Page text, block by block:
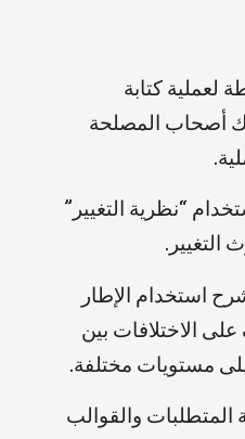
لعملية كتابة
أصحاب المصلحة
“نظرية التغيير”
التغيير.
استخدام الإطار
الاختلافات بين
على مستويات مختلفة.
المتطلبات والقوالب